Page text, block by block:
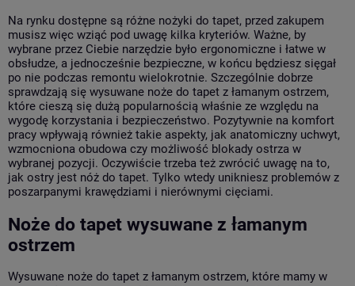
Na rynku dostępne są różne nożyki do tapet, przed zakupem
musisz więc wziąć pod uwagę kilka kryteriów. Ważne, by
wybrane przez Ciebie narzędzie było ergonomiczne i łatwe w
obsłudze, a jednocześnie bezpieczne, w końcu będziesz sięgał
po nie podczas remontu wielokrotnie. Szczególnie dobrze
sprawdzają się wysuwane noże do tapet z łamanym ostrzem,
które cieszą się dużą popularnością właśnie ze względu na
wygodę korzystania i bezpieczeństwo. Pozytywnie na komfort
pracy wpływają również takie aspekty, jak anatomiczny uchwyt,
wzmocniona obudowa czy możliwość blokady ostrza w
wybranej pozycji. Oczywiście trzeba też zwrócić uwagę na to,
jak ostry jest nóż do tapet. Tylko wtedy unikniesz problemów z
poszarpanymi krawędziami i nierównymi cięciami.
Noże do tapet wysuwane z łamanym
ostrzem
Wysuwane noże do tapet z łamanym ostrzem, które mamy w